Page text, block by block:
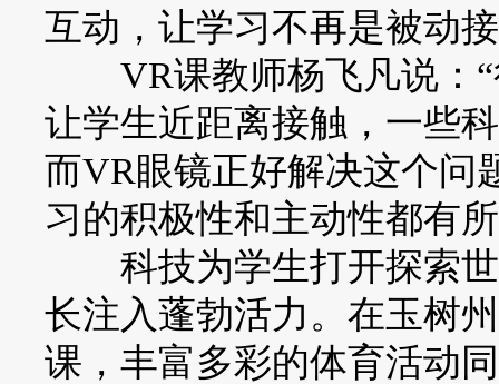
互动，让学习不再是被动
VR课教师杨飞凡说：“
让学生近距离接触，一些
而VR眼镜正好解决这个问
习的积极性和主动性都有
科技为学生打开探索世
长注入蓬勃活力。在玉树
课，丰富多彩的体育活动